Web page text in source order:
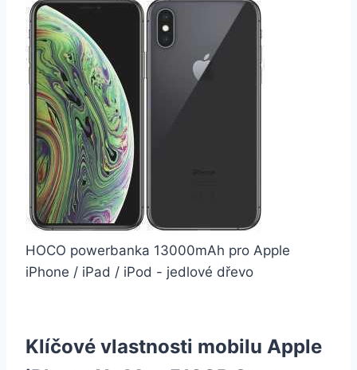
HOCO powerbanka 13000mAh pro Apple
iPhone / iPad / iPod - jedlové dřevo
Klíčové vlastnosti mobilu Apple